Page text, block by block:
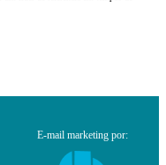
E-mail marketing por: